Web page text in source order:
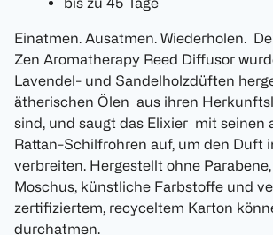
Einatmen. Ausatmen. Wiederholen.
Zen Aromatherapy Reed Diffusor
Lavendel- und Sandelholzdüften
ätherischen Ölen aus ihren
sind, und saugt das Elixier mit seinen
Rattan-Schilfrohren auf, um den Duft
verbreiten. Hergestellt ohne
Moschus, künstliche Farbstoffe und
zertifiziertem, recyceltem Karton
durchatmen.